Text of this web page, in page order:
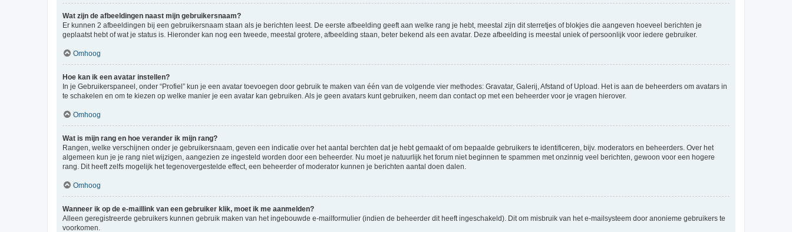
Wat zijn de afbeeldingen naast mijn gebruikersnaam?
Er kunnen 2 afbeeldingen bij een gebruikersnaam staan als je berichten leest. De eerste afbeelding geeft aan welke rang je hebt, meestal zijn dit sterretjes of blokjes die aangeven hoeveel berichten je
geplaatst hebt of wat je status is. Hieronder kan nog een tweede, meestal grotere, afbeelding staan, beter bekend als een avatar. Deze afbeelding is meestal uniek of persoonlijk voor iedere gebruiker.
Omhoog
Hoe kan ik een avatar instellen?
In je Gebruikerspaneel, onder “Profiel” kun je een avatar toevoegen door gebruik te maken van één van de volgende vier methodes: Gravatar, Galerij, Afstand of Upload. Het is aan de beheerders om avatars in
te schakelen en om te kiezen op welke manier je een avatar kan gebruiken. Als je geen avatars kunt gebruiken, neem dan contact op met een beheerder voor je vragen hierover.
Omhoog
Wat is mijn rang en hoe verander ik mijn rang?
Rangen, welke verschijnen onder je gebruikersnaam, geven een indicatie over het aantal berchten dat je hebt gemaakt of om bepaalde gebruikers te identificeren, bijv. moderators en beheerders. Over het
algemeen kun je je rang niet wijzigen, aangezien ze ingesteld worden door een beheerder. Nu moet je natuurlijk het forum niet beginnen te spammen met onzinnig veel berichten, gewoon voor een hogere
rang. Dit heeft zelfs mogelijk het tegenovergestelde effect, een beheerder of moderator kunnen je berichten aantal doen dalen.
Omhoog
Wanneer ik op de e-maillink van een gebruiker klik, moet ik me aanmelden?
Alleen geregistreerde gebruikers kunnen gebruik maken van het ingebouwde e-mailformulier (indien de beheerder dit heeft ingeschakeld). Dit om misbruik van het e-mailsysteem door anonieme gebruikers te
voorkomen.